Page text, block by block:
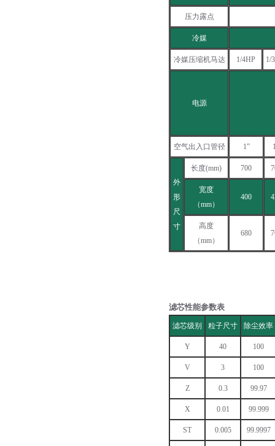
压力露点
冷媒
冷媒压缩机马达 1/4HP 1/
电源
空气出入口管径 1”
外
形
尺
寸
长度(mm) 700
宽度
（mm）
400
高度
（mm）
680
滤芯性能参数表
滤芯级别 粒子尺寸 除尘效率
Y 40 100
V 3 100
Z 0.3 99.97
X 0.01 99.999
ST 0.005 99.9997